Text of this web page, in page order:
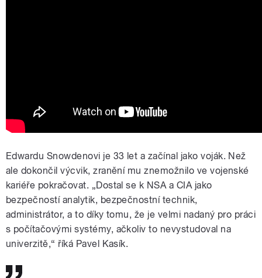
Edwardu Snowdenovi je 33 let a začínal jako voják. Než
ale dokončil výcvik, zranění mu znemožnilo ve vojenské
kariéře pokračovat. „Dostal se k NSA a CIA jako
bezpečností analytik, bezpečnostní technik,
administrátor, a to díky tomu, že je velmi nadaný pro práci
s počítačovými systémy, ačkoliv to nevystudoval na
univerzitě,“ říká Pavel Kasík.